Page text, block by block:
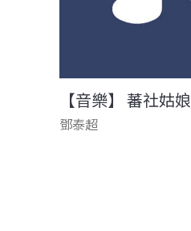
【音樂】 蕃社姑娘
鄧泰超